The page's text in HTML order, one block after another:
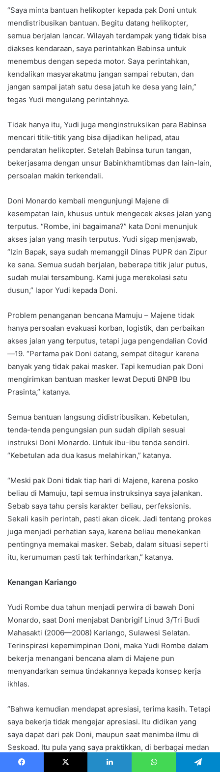
“Saya minta bantuan helikopter kepada pak Doni untuk
mendistribusikan bantuan. Begitu datang helikopter,
semua berjalan lancar. Wilayah terdampak yang tidak bisa
diakses kendaraan, saya perintahkan Babinsa untuk
menembus dengan sepeda motor. Saya perintahkan,
kendalikan masyarakatmu jangan sampai rebutan, dan
jangan sampai jatah satu desa jatuh ke desa yang lain,”
tegas Yudi mengulang perintahnya.
Tidak hanya itu, Yudi juga menginstruksikan para Babinsa
mencari titik-titik yang bisa dijadikan helipad, atau
pendaratan helikopter. Setelah Babinsa turun tangan,
bekerjasama dengan unsur Babinkhamtibmas dan lain-lain,
persoalan makin terkendali.
Doni Monardo kembali mengunjungi Majene di
kesempatan lain, khusus untuk mengecek akses jalan yang
terputus. “Rombe, ini bagaimana?” kata Doni menunjuk
akses jalan yang masih terputus. Yudi sigap menjawab,
“Izin Bapak, saya sudah memanggil Dinas PUPR dan Zipur
ke sana. Semua sudah berjalan, beberapa titik jalur putus,
sudah mulai tersambung. Kami juga merekolasi satu
dusun,” lapor Yudi kepada Doni.
Problem penanganan bencana Mamuju – Majene tidak
hanya persoalan evakuasi korban, logistik, dan perbaikan
akses jalan yang terputus, tetapi juga pengendalian Covid
—19. “Pertama pak Doni datang, sempat ditegur karena
banyak yang tidak pakai masker. Tapi kemudian pak Doni
mengirimkan bantuan masker lewat Deputi BNPB Ibu
Prasinta,” katanya.
Semua bantuan langsung didistribusikan. Kebetulan,
tenda-tenda pengungsian pun sudah dipilah sesuai
instruksi Doni Monardo. Untuk ibu-ibu tenda sendiri.
“Kebetulan ada dua kasus melahirkan,” katanya.
“Meski pak Doni tidak tiap hari di Majene, karena posko
beliau di Mamuju, tapi semua instruksinya saya jalankan.
Sebab saya tahu persis karakter beliau, perfeksionis.
Sekali kasih perintah, pasti akan dicek. Jadi tentang prokes
juga menjadi perhatian saya, karena beliau menekankan
pentingnya memakai masker. Sebab, dalam situasi seperti
itu, kerumuman pasti tak terhindarkan,” katanya.
Kenangan Kariango
Yudi Rombe dua tahun menjadi perwira di bawah Doni
Monardo, saat Doni menjabat Danbrigif Linud 3/Tri Budi
Mahasakti (2006—2008) Kariango, Sulawesi Selatan.
Terinspirasi kepemimpinan Doni, maka Yudi Rombe dalam
bekerja menangani bencana alam di Majene pun
menyandarkan semua tindakannya kepada konsep kerja
ikhlas.
“Bahwa kemudian mendapat apresiasi, terima kasih. Tetapi
saya bekerja tidak mengejar apresiasi. Itu didikan yang
saya dapat dari pak Doni, maupun saat menimba ilmu di
Seskoad. Itu pula yang saya praktikkan, di berbagai medan
tugas. Pernah menangani bencana banjir di Kendari, saat